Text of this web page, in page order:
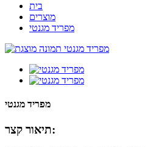
בית
מוצרים
מפריד מגנטי
מפריד מגנטי
תיאור קצר: